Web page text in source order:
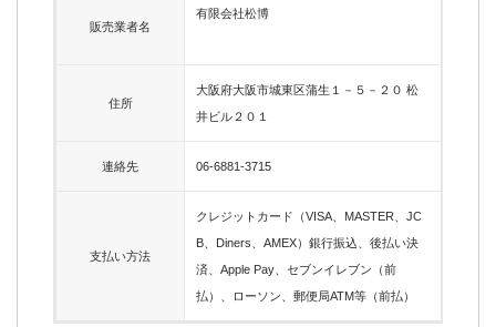
販売業者名
有限会社松博
住所
大阪府大阪市城東区蒲生１－５－２０ 松
井ビル２０１
連絡先 06-6881-3715
支払い方法
クレジットカード（VISA、MASTER、JC
B、Diners、AMEX）銀行振込、後払い決
済、Apple Pay、セブンイレブン（前
払）、ローソン、郵便局ATM等（前払）